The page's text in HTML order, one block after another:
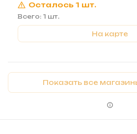
Осталось 1 шт.
Всего: 1 шт.
На карте
Показать все